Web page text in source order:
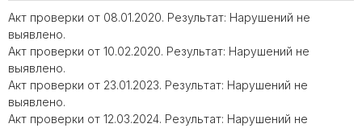
Акт проверки от 08.01.2020. Результат: Нарушений не
выявлено.
Акт проверки от 10.02.2020. Результат: Нарушений не
выявлено.
Акт проверки от 23.01.2023. Результат: Нарушений не
выявлено.
Акт проверки от 12.03.2024. Результат: Нарушений не